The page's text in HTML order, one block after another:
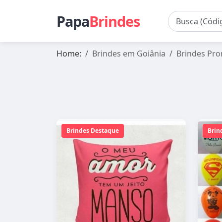
PapaBrindes
Home: Brindes em Goiânia Brindes
Brindes Destaque